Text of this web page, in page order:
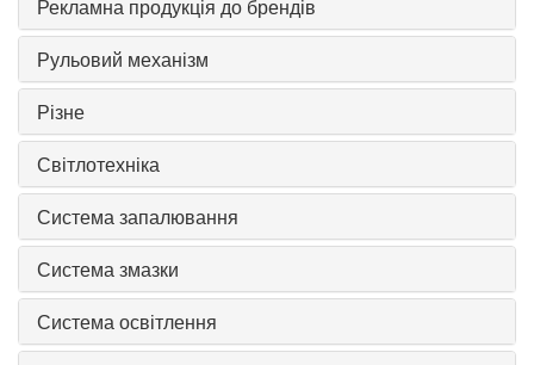
Рекламна продукція до брендів
Рульовий механізм
Різне
Світлотехніка
Система запалювання
Система змазки
Система освітлення